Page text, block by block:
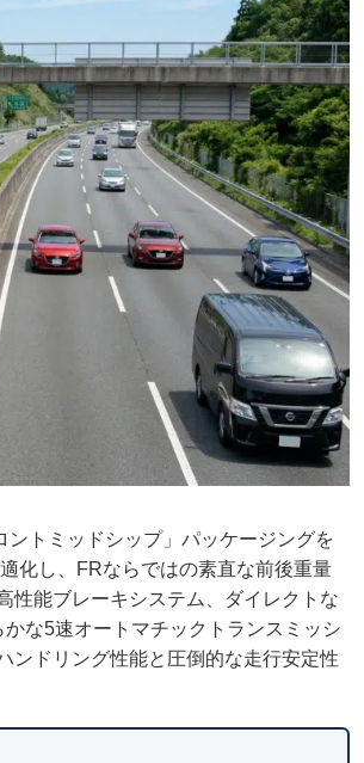
トミッドシップ」パッケージングを
化し、FRならではの素直な前後重量
性能ブレーキシステム、ダイレクトな
な5速オートマチックトランスミッシ
ンドリング性能と圧倒的な走行安定性